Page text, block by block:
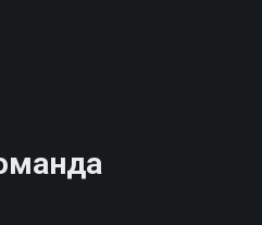
сериала Давай
бесплатно в